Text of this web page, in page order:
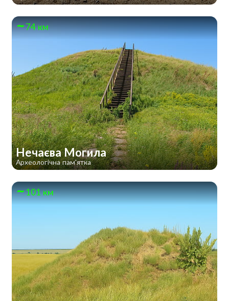
74 км
Нечаєва Могила
Археологічна пам'ятка
101 км